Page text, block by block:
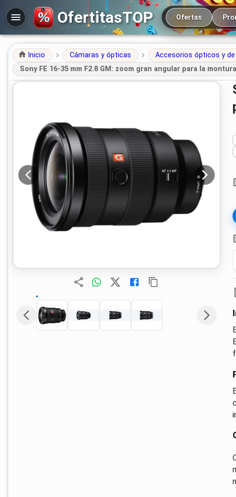
OfertitasTOP Navegación principal
Ofertas
Inicio Cámaras y ópticas Accesorios ópticos y
Sony FE 16-35 mm F2.8 GM: zoom gran angular para la
Sony FE 16-35